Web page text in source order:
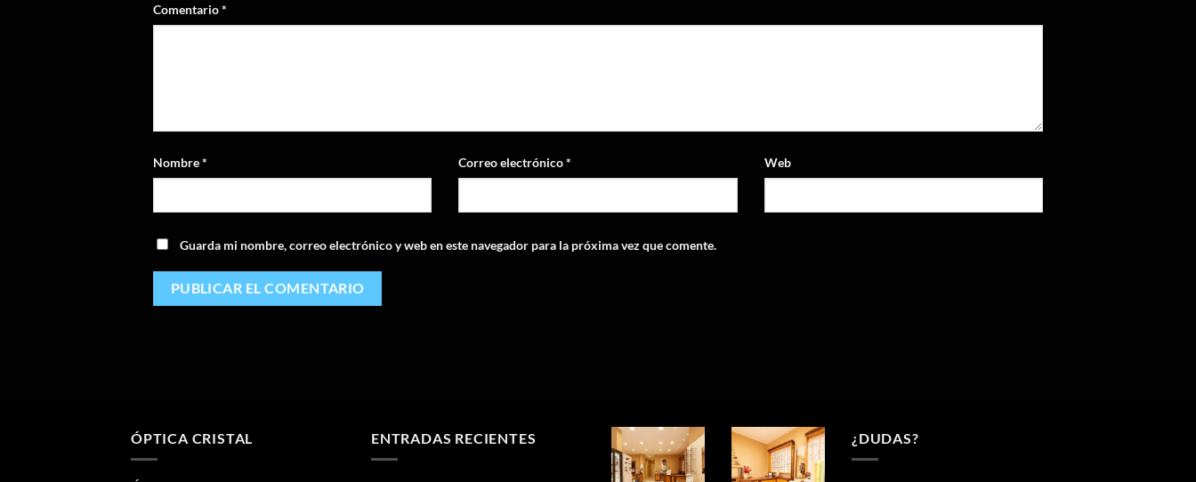
Comentario*
Nombre* Correo electrónico* Web
Guarda mi nombre, correo electrónico y web en este navegador para la próxima vez que comente.
ÓPTICA CRISTAL ENTRADAS RECIENTES ¿DUDAS?